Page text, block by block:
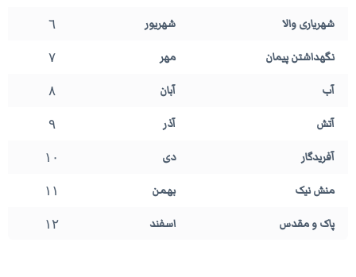
شهریاری والا شهریور ٦
نگهداشتن پیمان مهر ٧
آب آبان ٨
آتش آذر ٩
آفریدگار دی ١٠
منش نیک بهمن ١١
پاک و مقدس اسفند ١٢